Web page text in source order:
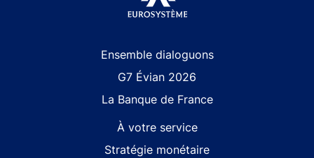
Ensemble dialoguons
G7 Évian 2026
La Banque de France
À votre service
Stratégie monétaire